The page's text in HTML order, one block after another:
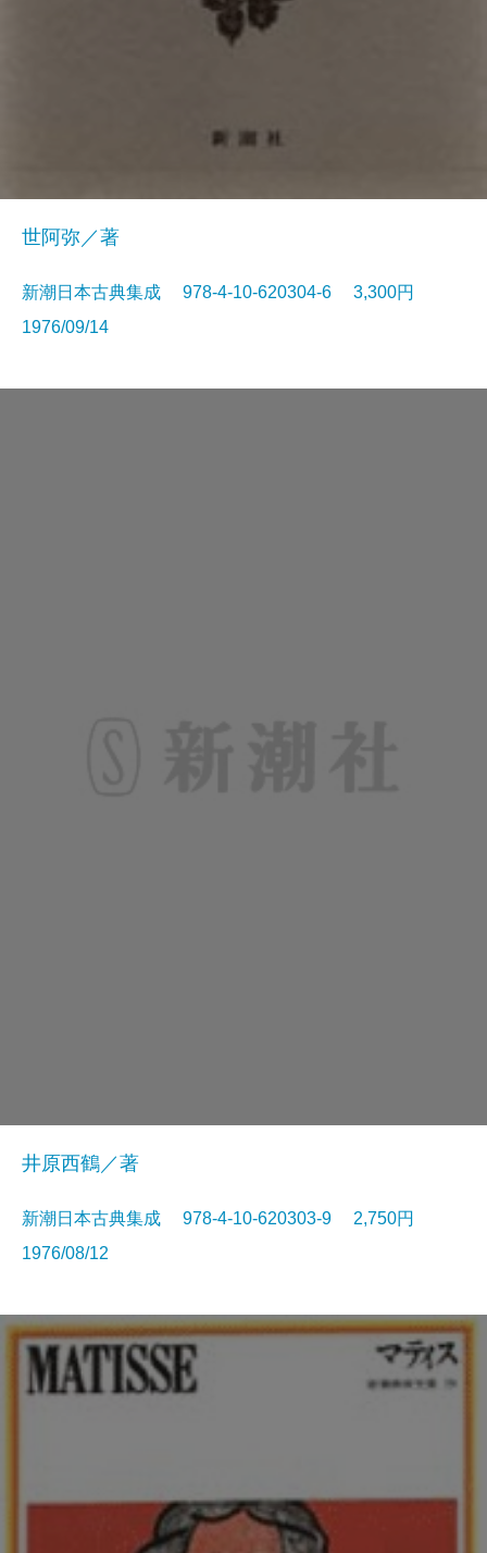
世阿弥／著
新潮日本古典集成 978-4-10-620304-6 3,300円
1976/09/14
井原西鶴／著
新潮日本古典集成 978-4-10-620303-9 2,750円
1976/08/12